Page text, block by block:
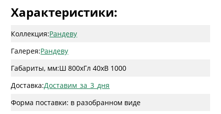
Характеристики:
Коллекция:Рандеву
Галерея:Рандеву
Габариты, мм:Ш 800xГл 40xВ 1000
Доставка:Доставим_за_3_дня
Форма поставки: в разобранном виде